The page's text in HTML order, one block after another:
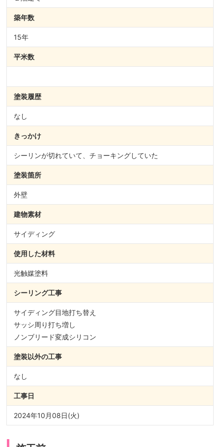
築年数
15年
平米数
塗装履歴
なし
きっかけ
シーリンが切れていて、チョーキングしていた
塗装箇所
外壁
建物素材
サイディング
使用した材料
光触媒塗料
シーリング工事
サイディング目地打ち替え
サッシ周り打ち増し
ノンブリード変成シリコン
塗装以外の工事
なし
工事日
2024年10月08日(火)